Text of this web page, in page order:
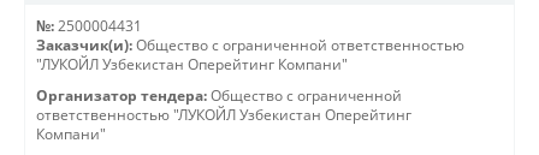
№: 2500004431
Заказчик(и): Общество с ограниченной ответственностью
"ЛУКОЙЛ Узбекистан Оперейтинг Компани"
Организатор тендера: Общество с ограниченной
ответственностью "ЛУКОЙЛ Узбекистан Оперейтинг
Компани"